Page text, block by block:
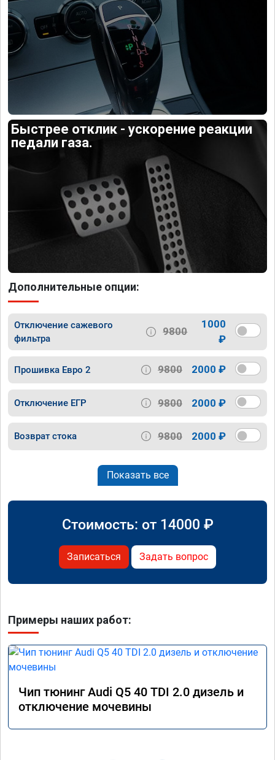
Быстрее отклик - ускорение реакции
педали газа.
Дополнительные опции:
Отключение сажевого
фильтра
9800
1000
₽
Прошивка Евро 2 9800 2000 ₽
Отключение ЕГР 9800 2000 ₽
Возврат стока 9800 2000 ₽
Показать все
Стоимость: от 14000 ₽
Записаться Задать вопрос
Примеры наших работ:
Чип тюнинг Audi Q5 40 TDI 2.0 дизель и
отключение мочевины